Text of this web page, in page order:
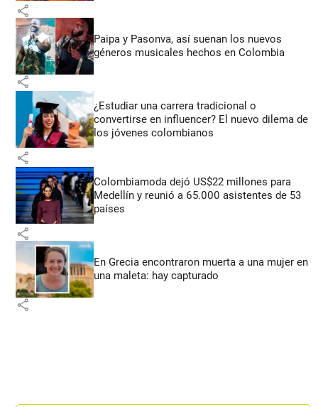
share
Paipa y Pasonva, así suenan los nuevos
géneros musicales hechos en Colombia
share
¿Estudiar una carrera tradicional o
convertirse en influencer? El nuevo dilema de
los jóvenes colombianos
share
Colombiamoda dejó US$22 millones para
Medellín y reunió a 65.000 asistentes de 53
países
share
En Grecia encontraron muerta a una mujer en
una maleta: hay capturado
share